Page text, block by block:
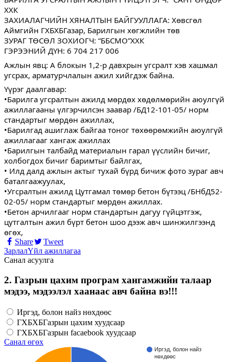
ХХК
ЗАХИАЛАГЧИЙН ХЯНАЛТЫН БАЙГУУЛЛАГА: Хөвсгөл
Аймгийн ГХБХБГазар, Барилгын хөгжлийн төв
ЗУРАГ ТӨСӨЛ ЗОХИОГЧ: “ББСМО”ХХК
ГЭРЭЭНИЙ ДҮН: 6 704 217 006
Ажлын явц: А блокын 1,2-р давхрын угсралт хэв хашмал
угсрах, арматурчлалын ажил хийгдэж байна.
Үүрэг даалгавар:
•Барилга угсралтын ажилд мөрдөх хөдөлмөрийн аюулгүй
ажиллагааны үлгэрчилсэн заавар /БД12-101-05/ норм
стандартыг мөрдөн ажиллах,
•Барилгад ашиглаж байгаа тоног төхөөрөмжийн аюулгүй
ажиллагааг хангаж ажиллах
•Барилгын талбайд материалын гарал үүслийн бичиг,
холбогдох бичиг баримтыг байлгах,
• Илд далд ажлын актыг тухай бүрд бичиж фото зураг авч
баталгаажуулах,
•Угсралтын ажилд Цутгамал төмөр бетон бүтээц /БНбД52-
02-05/ норм стандартыг мөрдөн ажиллах.
•Бетон арчилгааг норм стандартын дагуу гүйцэтгэж,
цутгалтын ажил бүрт бетон шоо дээж авч шинжилгээнд
өгөх,
Share
Tweet
ЗарлалҮйл ажиллагаа
Санал асуулга
2. Газрын цахим програм хангамжийн талаар
мэдээ, мэдээлэл хаанаас авч байна вэ!!!
Иргэд, болон найз нөхдөөс
ГХБХБГазрын цахим хуудсаар
ГХБХБГазрын facaebook хуудсаар
Санал өгөх
Иргэд, болон найз
нөхдөөс